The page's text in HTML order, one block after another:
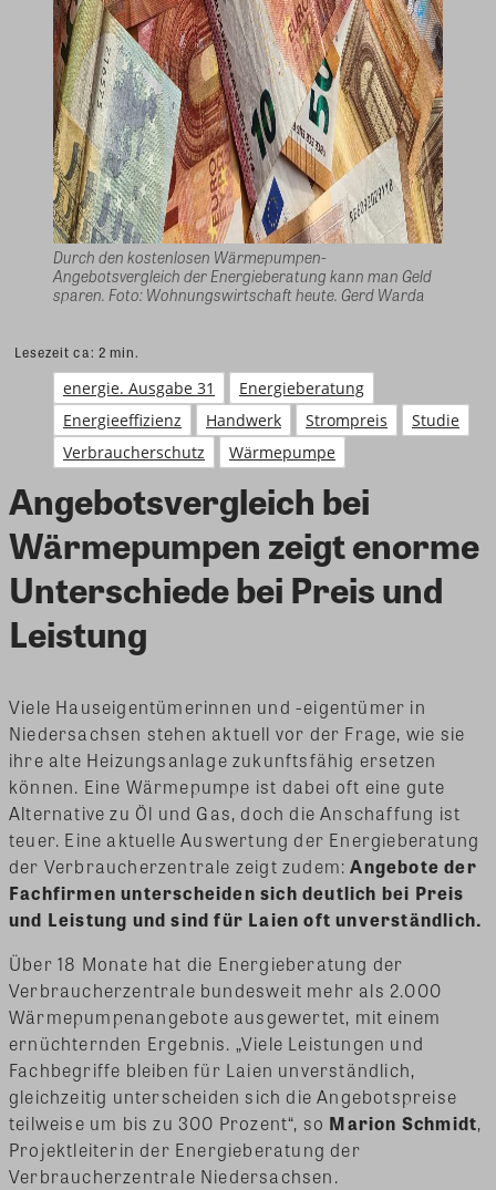
Durch den kostenlosen Wärmepumpen-
Angebotsvergleich der Energieberatung kann man Geld
sparen. Foto: Wohnungswirtschaft heute. Gerd Warda
Lesezeit ca: 2 min.
energie. Ausgabe 31
Energieberatung
Energieeffizienz
Handwerk Strompreis
Studie
Verbraucherschutz
Wärmepumpe
Angebotsvergleich bei
Wärmepumpen zeigt enorme
Unterschiede bei Preis und
Leistung
Viele Hauseigentümerinnen und -eigentümer in
Niedersachsen stehen aktuell vor der Frage, wie sie
ihre alte Heizungsanlage zukunftsfähig ersetzen
können. Eine Wärmepumpe ist dabei oft eine gute
Alternative zu Öl und Gas, doch die Anschaffung ist
teuer. Eine aktuelle Auswertung der Energieberatung
der Verbraucherzentrale zeigt zudem:Angebote der
Fachfirmen unterscheiden sich deutlich bei Preis
und Leistung und sind für Laien oft unverständlich.
Über 18 Monate hat die Energieberatung der
Verbraucherzentrale bundesweit mehr als 2.000
Wärmepumpenangebote ausgewertet, mit einem
ernüchternden Ergebnis. „Viele Leistungen und
Fachbegriffe bleiben für Laien unverständlich,
gleichzeitig unterscheiden sich die Angebotspreise
teilweise um bis zu 300 Prozent“, so Marion Schmidt,
Projektleiterin der Energieberatung der
Verbraucherzentrale Niedersachsen.